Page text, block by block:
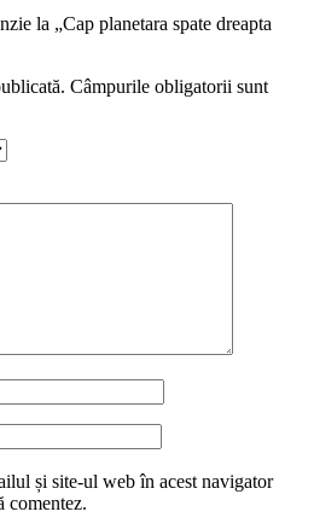
la „Cap planetara spate dreapta
Câmpurile obligatorii sunt
și site-ul web în acest navigator
comentez.